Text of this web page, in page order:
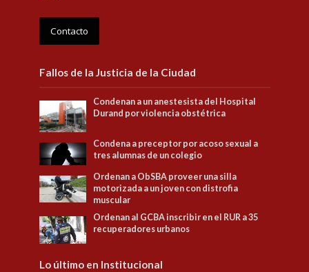
Contacto
Fallos de la Justicia de la Ciudad
Condenan a un anestesista del Hospital
Durand por violencia obstétrica
Condena a preceptor por acoso sexual a
tres alumnas de un colegio
Ordenan a ObSBA proveer una silla
motorizada a un joven con distrofia
muscular
Ordenan al GCBA inscribir en el RUR a 35
recuperadores urbanos
Lo último en Institucional